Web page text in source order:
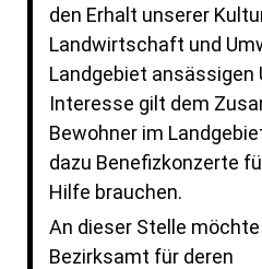
den Erhalt unserer
Landwirtschaft und
Landgebiet ansässigen
Interesse gilt dem
Bewohner im
dazu Benefizkonzerte
Hilfe brauchen.
An dieser Stelle
Bezirksamt für deren